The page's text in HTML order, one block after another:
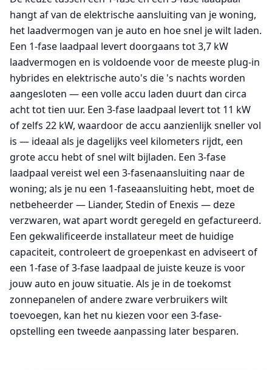
hangt af van de elektrische aansluiting van je woning,
het laadvermogen van je auto en hoe snel je wilt laden.
Een 1-fase laadpaal levert doorgaans tot 3,7 kW
laadvermogen en is voldoende voor de meeste plug-in
hybrides en elektrische auto's die 's nachts worden
aangesloten — een volle accu laden duurt dan circa
acht tot tien uur. Een 3-fase laadpaal levert tot 11 kW
of zelfs 22 kW, waardoor de accu aanzienlijk sneller vol
is — ideaal als je dagelijks veel kilometers rijdt, een
grote accu hebt of snel wilt bijladen. Een 3-fase
laadpaal vereist wel een 3-fasenaansluiting naar de
woning; als je nu een 1-faseaansluiting hebt, moet de
netbeheerder — Liander, Stedin of Enexis — deze
verzwaren, wat apart wordt geregeld en gefactureerd.
Een gekwalificeerde installateur meet de huidige
capaciteit, controleert de groepenkast en adviseert of
een 1-fase of 3-fase laadpaal de juiste keuze is voor
jouw auto en jouw situatie. Als je in de toekomst
zonnepanelen of andere zware verbruikers wilt
toevoegen, kan het nu kiezen voor een 3-fase-
opstelling een tweede aanpassing later besparen.